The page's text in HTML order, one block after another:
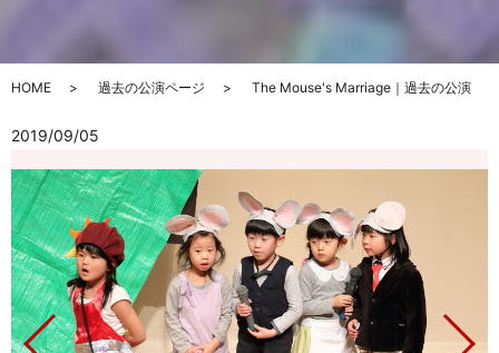
HOME 過去の公演ページ The Mouse's Marriage｜過去の公演
2019/09/05